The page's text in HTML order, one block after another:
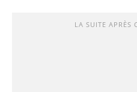
LA SUITE APRÈS